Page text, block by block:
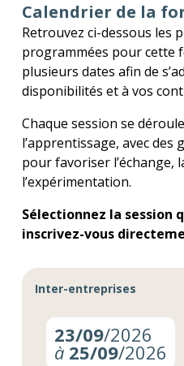
Calendrier de la
Retrouvez ci-dessous les
programmées pour cette
plusieurs dates afin de
disponibilités et à vos
Chaque session se
l’apprentissage, avec
pour favoriser l’échange,
l’expérimentation.
Sélectionnez la session
inscrivez-vous
Inter-entreprises
23/09/2026
à 25/09/2026